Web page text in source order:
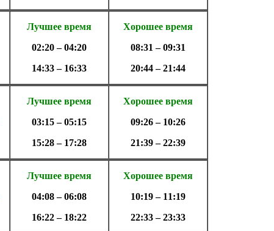
Лучшее время
02:20 – 04:20
14:33 – 16:33
Хорошее время
08:31 – 09:31
20:44 – 21:44
Лучшее время
03:15 – 05:15
15:28 – 17:28
Хорошее время
09:26 – 10:26
21:39 – 22:39
Лучшее время
04:08 – 06:08
16:22 – 18:22
Хорошее время
10:19 – 11:19
22:33 – 23:33